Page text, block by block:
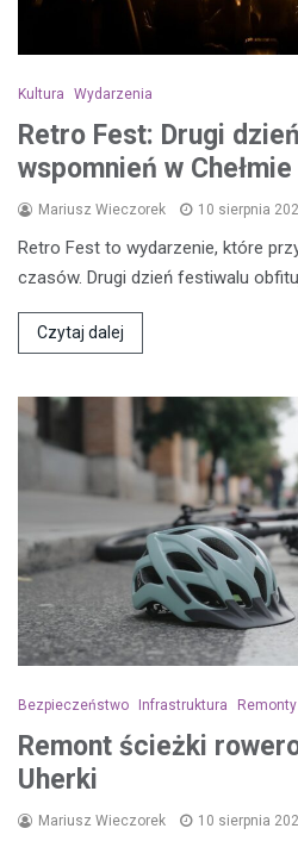
Kultura Wydarzenia
Retro Fest: Drugi
wspomnień w Chełmie
Mariusz Wieczorek 10 sierpnia
Retro Fest to wydarzenie, które
czasów. Drugi dzień festiwalu
Czytaj dalej
Bezpieczeństwo Infrastruktura Remonty
Remont ścieżki
Uherki
Mariusz Wieczorek 10 sierpnia